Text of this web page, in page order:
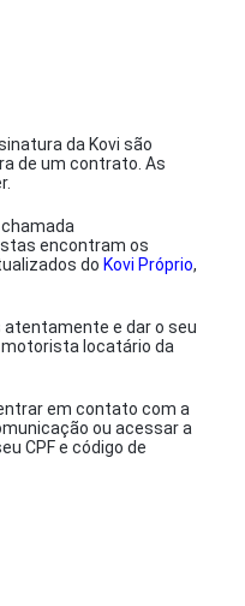
da Kovi são
de um contrato. As
encontram os
do Kovi Próprio,
e dar o seu
locatário da
em contato com a
ou acessar a
CPF e código de